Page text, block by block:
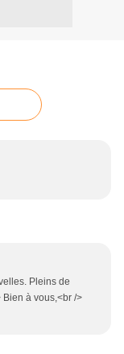
Pleins de
à vous,<br />